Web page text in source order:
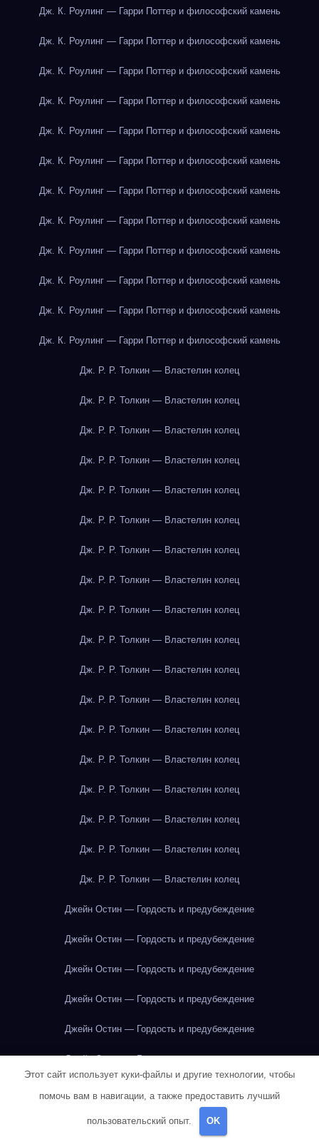
Дж. К. Роулинг — Гарри Поттер и философский камень
Дж. К. Роулинг — Гарри Поттер и философский камень
Дж. К. Роулинг — Гарри Поттер и философский камень
Дж. К. Роулинг — Гарри Поттер и философский камень
Дж. К. Роулинг — Гарри Поттер и философский камень
Дж. К. Роулинг — Гарри Поттер и философский камень
Дж. К. Роулинг — Гарри Поттер и философский камень
Дж. К. Роулинг — Гарри Поттер и философский камень
Дж. К. Роулинг — Гарри Поттер и философский камень
Дж. К. Роулинг — Гарри Поттер и философский камень
Дж. К. Роулинг — Гарри Поттер и философский камень
Дж. К. Роулинг — Гарри Поттер и философский камень
Дж. Р. Р. Толкин — Властелин колец
Дж. Р. Р. Толкин — Властелин колец
Дж. Р. Р. Толкин — Властелин колец
Дж. Р. Р. Толкин — Властелин колец
Дж. Р. Р. Толкин — Властелин колец
Дж. Р. Р. Толкин — Властелин колец
Дж. Р. Р. Толкин — Властелин колец
Дж. Р. Р. Толкин — Властелин колец
Дж. Р. Р. Толкин — Властелин колец
Дж. Р. Р. Толкин — Властелин колец
Дж. Р. Р. Толкин — Властелин колец
Дж. Р. Р. Толкин — Властелин колец
Дж. Р. Р. Толкин — Властелин колец
Дж. Р. Р. Толкин — Властелин колец
Дж. Р. Р. Толкин — Властелин колец
Дж. Р. Р. Толкин — Властелин колец
Дж. Р. Р. Толкин — Властелин колец
Дж. Р. Р. Толкин — Властелин колец
Джейн Остин — Гордость и предубеждение
Джейн Остин — Гордость и предубеждение
Джейн Остин — Гордость и предубеждение
Джейн Остин — Гордость и предубеждение
Джейн Остин — Гордость и предубеждение
Джейн Остин — Гордость и предубеждение
Джейн Остин — Гордость и предубеждение
Этот сайт использует куки-файлы и другие технологии, чтобы
помочь вам в навигации, а также предоставить лучший
пользовательский опыт. OK